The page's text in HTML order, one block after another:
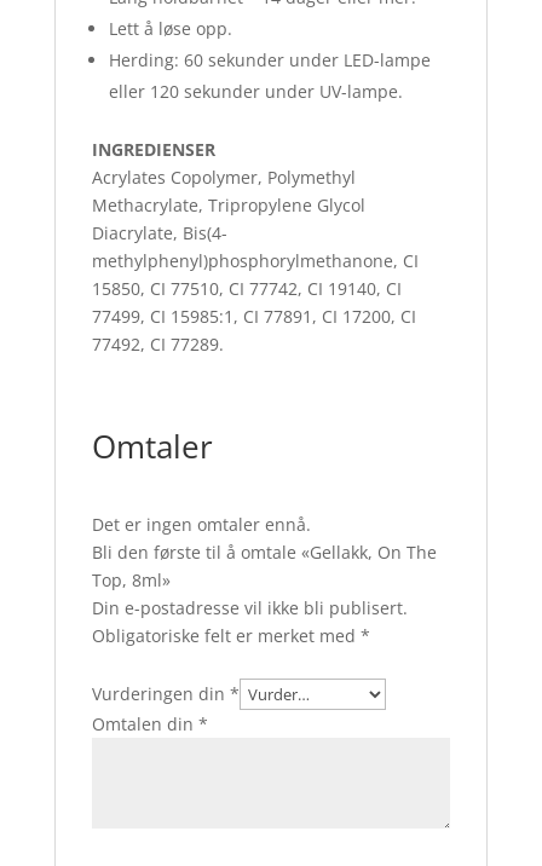
Lett å løse opp.
Herding: 60 sekunder under LED-lampe
eller 120 sekunder under UV-lampe.
INGREDIENSER
Acrylates Copolymer, Polymethyl
Methacrylate, Tripropylene Glycol
Diacrylate, Bis(4-
methylphenyl)phosphorylmethanone, CI
15850, CI 77510, CI 77742, CI 19140, CI
77499, CI 15985:1, CI 77891, CI 17200, CI
77492, CI 77289.
Omtaler
Det er ingen omtaler ennå.
Bli den første til å omtale «Gellakk, On The
Top, 8ml»
Din e-postadresse vil ikke bli publisert.
Obligatoriske felt er merket med *
Vurderingen din *
Omtalen din *